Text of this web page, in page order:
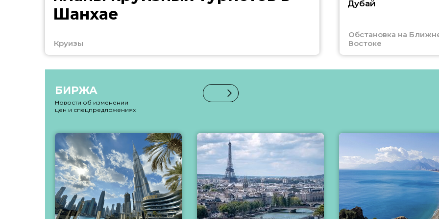
Шанхае
Круизы
Дубай
Обстановка на
Востоке
БИРЖА
Новости об изменении
цен и спецпредложениях